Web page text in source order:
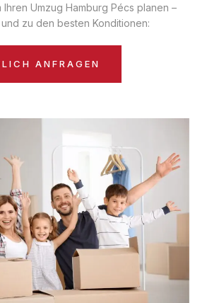
Ihren Umzug Hamburg Pécs planen –
zu den besten Konditionen:
ANFRAGEN